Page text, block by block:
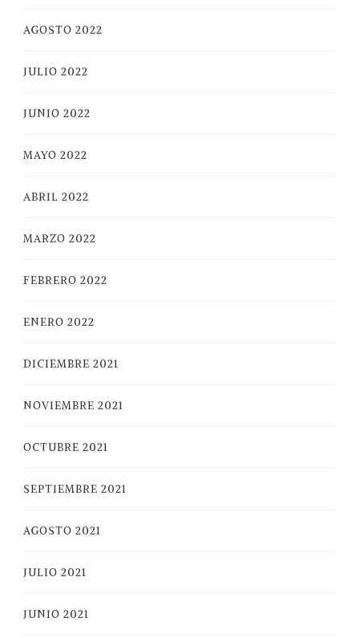
AGOSTO 2022
JULIO 2022
JUNIO 2022
MAYO 2022
ABRIL 2022
MARZO 2022
FEBRERO 2022
ENERO 2022
DICIEMBRE 2021
NOVIEMBRE 2021
OCTUBRE 2021
SEPTIEMBRE 2021
AGOSTO 2021
JULIO 2021
JUNIO 2021